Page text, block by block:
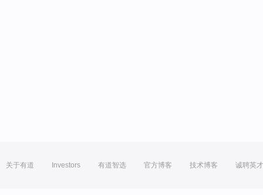
关于有道 Investors 有道智选 官方博客 技术博客 诚聘英才